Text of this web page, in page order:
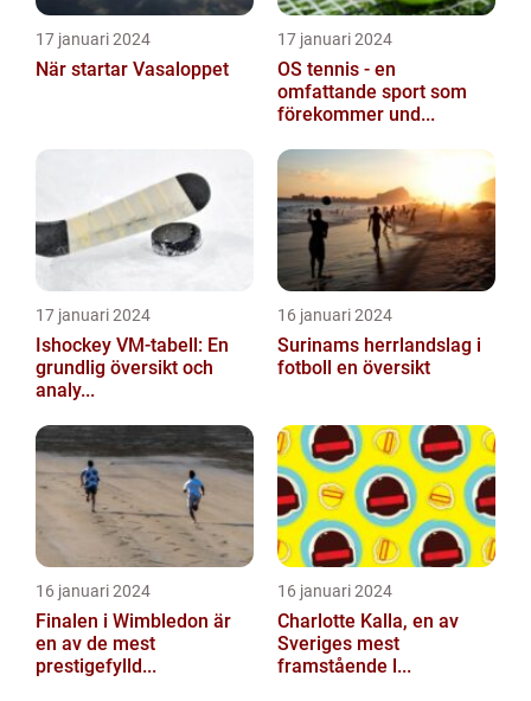
17 januari 2024
När startar Vasaloppet
17 januari 2024
OS tennis - en
omfattande sport som
förekommer und...
17 januari 2024
Ishockey VM-tabell: En
grundlig översikt och
analy...
16 januari 2024
Surinams herrlandslag i
fotboll en översikt
16 januari 2024
Finalen i Wimbledon är
en av de mest
prestigefylld...
16 januari 2024
Charlotte Kalla, en av
Sveriges mest
framstående l...